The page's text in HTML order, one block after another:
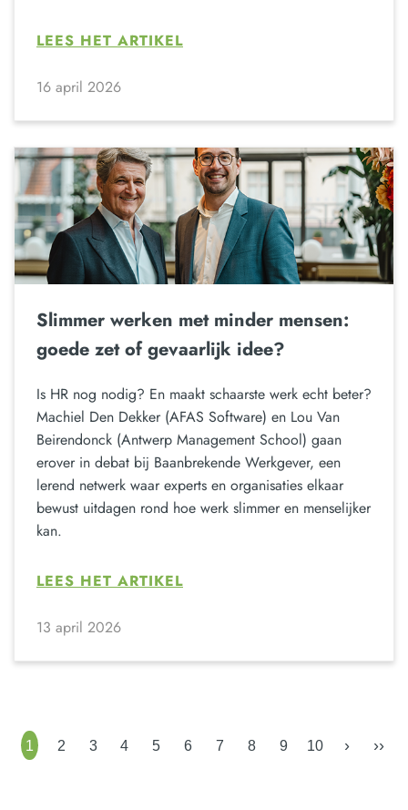
LEES HET ARTIKEL
16 april 2026
Slimmer werken met minder mensen:
goede zet of gevaarlijk idee?
Is HR nog nodig? En maakt schaarste werk echt beter?
Machiel Den Dekker (AFAS Software) en Lou Van
Beirendonck (Antwerp Management School) gaan
erover in debat bij Baanbrekende Werkgever, een
lerend netwerk waar experts en organisaties elkaar
bewust uitdagen rond hoe werk slimmer en menselijker
kan.
LEES HET ARTIKEL
13 april 2026
1 2 3 4 5 6 7 8 9 10 › ››